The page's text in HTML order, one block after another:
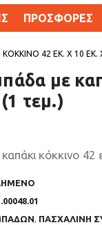
ΠΡΟΣΦΟΡΕΣ
42 ΕΚ. X 10 ΕΚ.
με
τεμ.)
κόκκινο 42
, ΠΑΣΧΑΛΙΝΗ